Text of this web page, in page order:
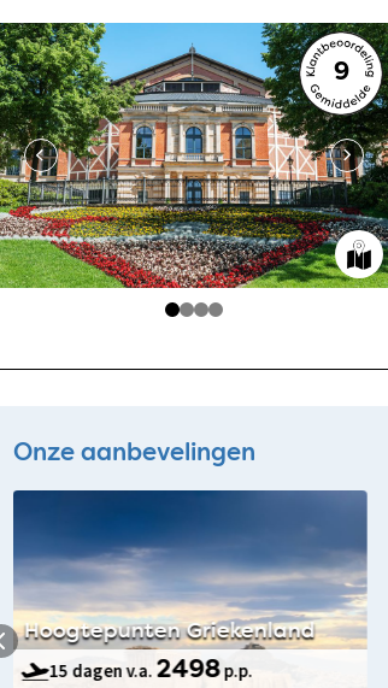
9
Onze aanbevelingen
Hoogtepunten Griekenland
15 dagen v.a. 2498p.p.